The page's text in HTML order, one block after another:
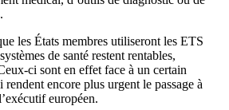
les États membres utiliseront les ETS
de santé restent rentables,
ci sont en effet face à un certain
encore plus urgent le passage à
européen.